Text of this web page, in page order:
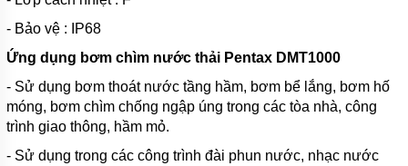
NƯỚC
THẢI
FIRMLY
BƠM
CHÌM
HÚT
NƯỚC
KENFEI
- Bảo vệ : IP68
Ứng dụng bơm chìm nước thải Pentax DMT1000
- Sử dụng bơm thoát nước tầng hầm, bơm bể lắng, bơm hố
móng, bơm chìm chống ngập úng trong các tòa nhà, công
trình giao thông, hầm mỏ.
- Sử dụng trong các công trình đài phun nước, nhạc nước